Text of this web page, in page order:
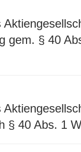
gem. § 40
§ 40 Abs. 1